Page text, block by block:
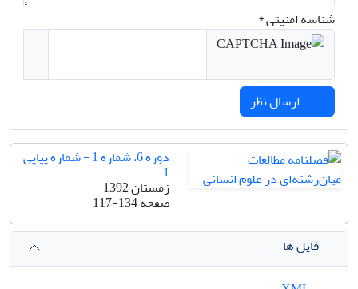
شناسه امنیتی *
دوره 6، شماره 1 - شماره پیاپی
1
زمستان 1392
صفحه117-134
فایل ها